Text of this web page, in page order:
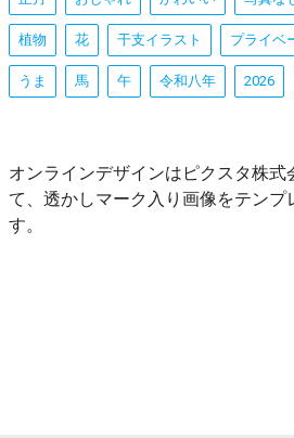
植物 花 干支イラスト プライベ
うま 馬 午 令和八年 2026
オンラインデザインはピクスタ株式
て、透かしマーク入り画像をテンプ
す。